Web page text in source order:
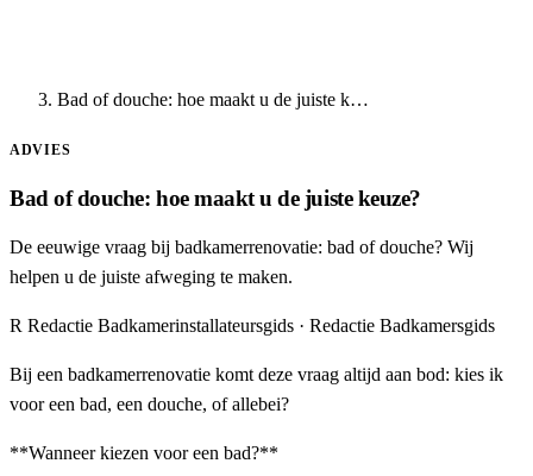
Bad of douche: hoe maakt u de juiste k…
ADVIES
Bad of douche: hoe maakt u de juiste keuze?
De eeuwige vraag bij badkamerrenovatie: bad of douche? Wij
helpen u de juiste afweging te maken.
R Redactie Badkamerinstallateursgids · Redactie Badkamersgids
Bij een badkamerrenovatie komt deze vraag altijd aan bod: kies ik
voor een bad, een douche, of allebei?
**Wanneer kiezen voor een bad?**